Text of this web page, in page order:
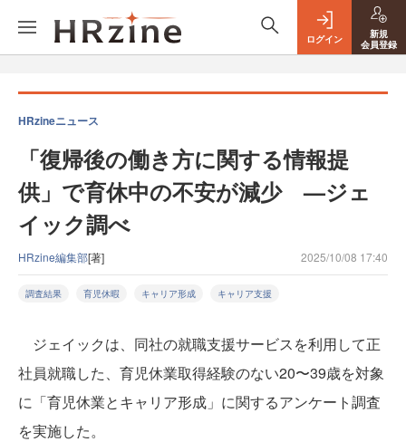
ログイン
新規
会員登録
HRzineニュース
「復帰後の働き方に関する情報提
供」で育休中の不安が減少 —ジェ
イック調べ
HRzine編集部[著] 2025/10/08 17:40
調査結果 育児休暇 キャリア形成 キャリア支援
ジェイックは、同社の就職支援サービスを利用して正
社員就職した、育児休業取得経験のない20〜39歳を対象
に「育児休業とキャリア形成」に関するアンケート調査
を実施した。